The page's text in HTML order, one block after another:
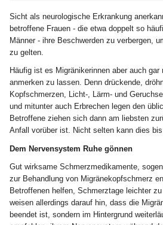
Sicht als neurologische Erkrankung
betroffene Frauen - die etwa doppelt so
Männer - ihre Beschwerden zu verbergen,
zu gelten.
Häufig ist es Migränikerinnen aber auch
anmerken zu lassen. Denn drückende,
Kopfschmerzen, Licht-, Lärm- und
und mitunter auch Erbrechen legen den
Betroffene ziehen sich dann am liebsten
Anfall vorüber ist. Nicht selten kann dies
Dem Nervensystem Ruhe gönnen
Gut wirksame Schmerzmedikamente,
zur Behandlung von Migränekopfschmerz
Betroffenen helfen, Schmerztage leichter
weisen allerdings darauf hin, dass die
beendet ist, sondern im Hintergrund